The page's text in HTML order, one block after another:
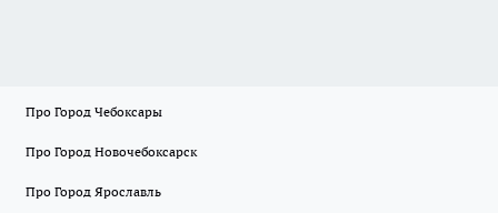
Про Город Чебоксары
Про Город Новочебоксарск
Про Город Ярославль